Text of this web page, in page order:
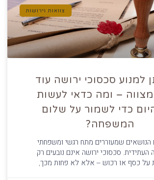
צוואות וירושות
למנוע סכסוכי ירושה עוד
– ומה כדאי לעשות
כדי לשמור על שלום
המשפחה?
שמעוררים מתח רגשי ומשפחתי
העתידית. סכסוכי ירושה אינם נובעים רק
על כסף או רכוש – אלא לא פחות מכך,